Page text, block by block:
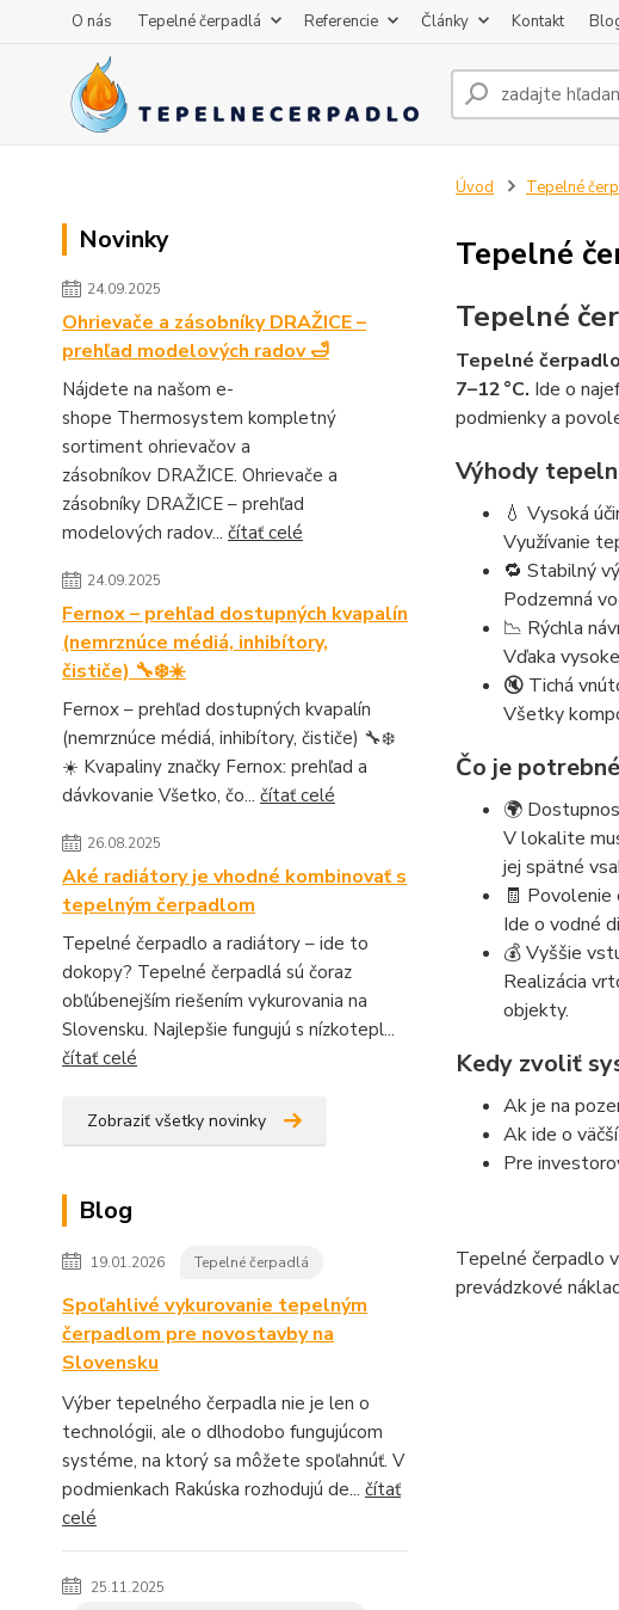
O nás Tepelné čerpadlá Referencie Články Kontakt
Novinky
24.09.2025
Ohrievače a zásobníky DRAŽICE –
prehľad modelových radov 🛁
Nájdete na našom e-
shope Thermosystem kompletný
sortiment ohrievačov a
zásobníkov DRAŽICE. Ohrievače a
zásobníky DRAŽICE – prehľad
modelových radov... čítať celé
24.09.2025
Fernox – prehľad dostupných kvapalín
(nemrznúce médiá, inhibítory,
čističe) 🔧❄️☀️
Fernox – prehľad dostupných kvapalín
(nemrznúce médiá, inhibítory, čističe) 🔧❄️
☀️ Kvapaliny značky Fernox: prehľad a
dávkovanie Všetko, čo... čítať celé
26.08.2025
Aké radiátory je vhodné kombinovať s
tepelným čerpadlom
Tepelné čerpadlo a radiátory – ide to
dokopy? Tepelné čerpadlá sú čoraz
obľúbenejším riešením vykurovania na
Slovensku. Najlepšie fungujú s nízkotepl...
čítať celé
Zobraziť všetky novinky
Blog
19.01.2026 Tepelné čerpadlá
Spoľahlivé vykurovanie tepelným
čerpadlom pre novostavby na
Slovensku
Výber tepelného čerpadla nie je len o
technológii, ale o dlhodobo fungujúcom
systéme, na ktorý sa môžete spoľahnúť. V
podmienkach Rakúska rozhodujú de... čítať
celé
25.11.2025
Úvod Tepelné
Tepelné
Tepelné
Tepelné
7–12 °C. Ide o
podmienky a
Výhody
💧 Vysoká
Využívanie
🔁 Stabilný
Podzemná
📉 Rýchla
Vďaka
🔇 Tichá
Všetky
Čo je
🌍
V lokalite
jej spätné
🧾
Ide o vodné
💰 Vyššie
Realizácia
objekty.
Kedy zvoliť
Ak je na
Ak ide o
Pre
Tepelné čerpadlo
prevádzkové